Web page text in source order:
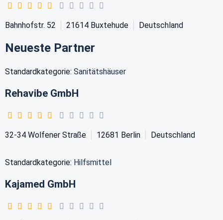
Bahnhofstr. 52 21614 Buxtehude Deutschland
Neueste Partner
Standardkategorie: Sanitätshäuser
Rehavibe GmbH
32-34 Wolfener Straße 12681 Berlin Deutschland
Standardkategorie: Hilfsmittel
Kajamed GmbH